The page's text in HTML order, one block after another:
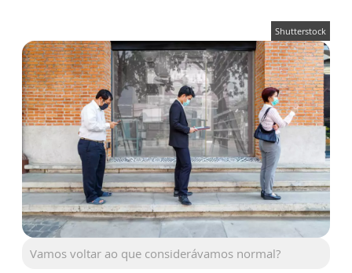
Shutterstock
Vamos voltar ao que considerávamos normal?